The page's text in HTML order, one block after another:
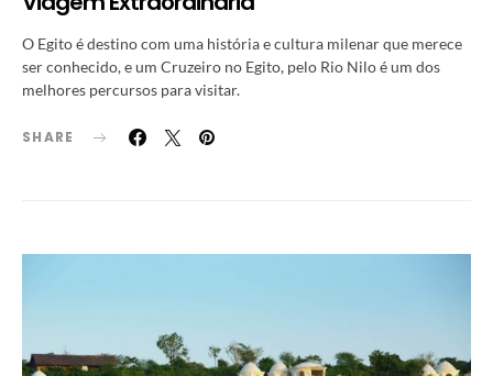
O Egito é destino com uma história e cultura milenar que merece
ser conhecido, e um Cruzeiro no Egito, pelo Rio Nilo é um dos
melhores percursos para visitar.
SHARE